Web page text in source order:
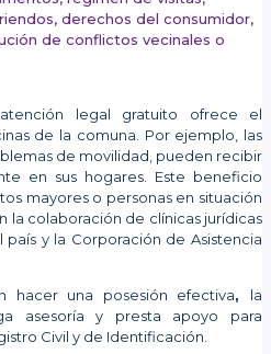
derechos del consumidor,
de conflictos vecinales o
legal gratuito ofrece el
de la comuna. Por ejemplo, las
de movilidad, pueden recibir
en sus hogares. Este beneficio
mayores o personas en situación
la colaboración de clínicas jurídicas
y la Corporación de Asistencia
hacer una posesión efectiva, la
asesoría y presta apoyo para
Civil y de Identificación.